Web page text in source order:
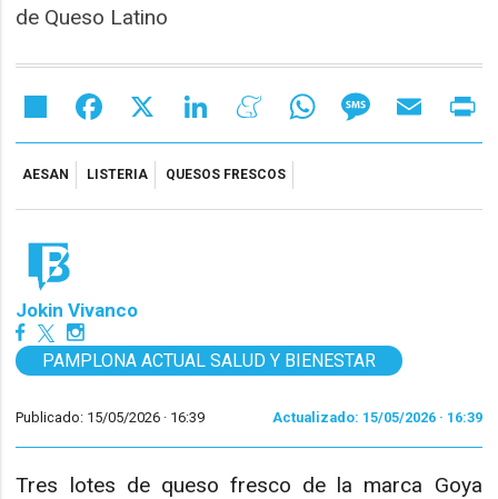
de Queso Latino
Share Facebook LinkedIn MeneameWhatsAppMessageEmail
AESAN LISTERIA QUESOS FRESCOS
Jokin Vivanco
PAMPLONA ACTUAL SALUD Y BIENESTAR
Publicado: 15/05/2026 · 16:39 Actualizado: 15/05/2026 · 16:39
Tres lotes de queso fresco de la marca Goya